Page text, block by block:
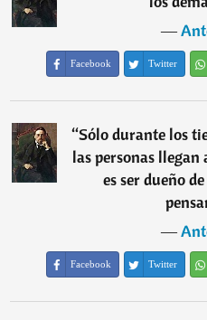
―
Facebook Twitter
“Sólo durante los
las personas
es ser dueño
―
Facebook Twitter